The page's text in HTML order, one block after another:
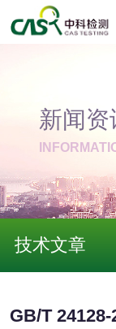
新闻资
技术文章
GB/T